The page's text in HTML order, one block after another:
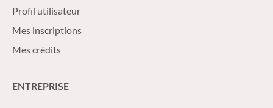
Profil utilisateur
Mes inscriptions
Mes crédits
ENTREPRISE